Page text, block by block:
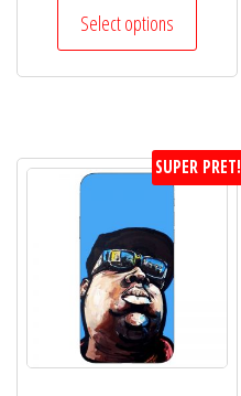
Select options
SUPER PRET!